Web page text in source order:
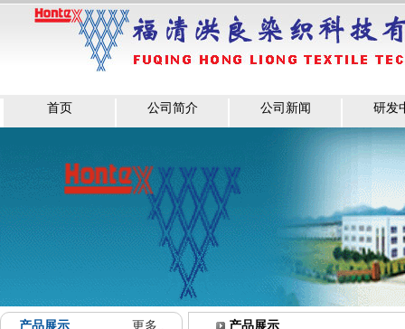
首页 公司简介 公司新闻 研发
产品展示 更多.. 产品展示